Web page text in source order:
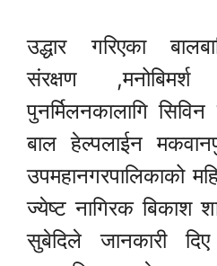
उद्धार गरिएका
संरक्षण ,मनोबिमर्श
पुनर्मिलनकालागि सिविन
बाल हेल्पलाईन
उपमहानगरपालिकाको
ज्येष्ट नागिरक बिकाश
सुबेदिले जानकारी